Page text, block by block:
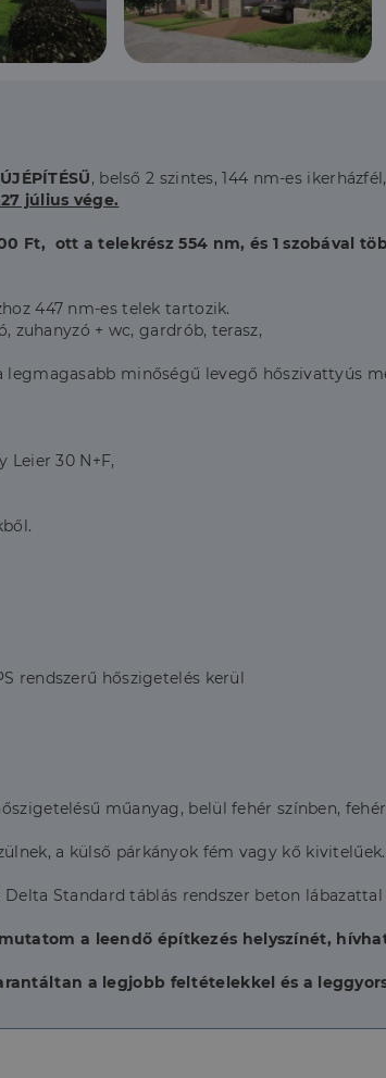
ÚJÉPÍTÉSŰ, belső 2 szintes, 144 nm-es
július vége.
Ft, ott a telekrész 554 nm, és 1 szobával
447 nm-es telek tartozik.
zuhanyzó + wc, gardrób, terasz,
minőségű levegő hőszivattyús
30 N+F,
rendszerű hőszigetelés kerül
műanyag, belül fehér színben,
a külső párkányok fém vagy kő
Standard táblás rendszer beton lábazattal
a leendő építkezés helyszínét,
a legjobb feltételekkel és a